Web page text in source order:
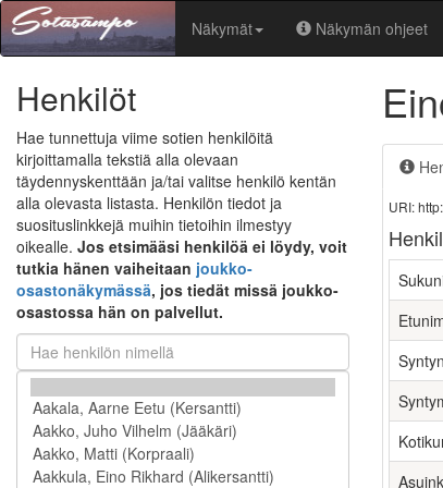
Näkymät Näkymän ohjeet
Henkilöt
Hae tunnettuja viime sotien henkilöitä
kirjoittamalla tekstiä alla olevaan
täydennyskenttään ja/tai valitse henkilö kentän
alla olevasta listasta. Henkilön tiedot ja
suosituslinkkejä muihin tietoihin ilmestyy
oikealle. Jos etsimääsi henkilöä ei löydy, voit
tutkia hänen vaiheitaan joukko-
osastonäkymässä, jos tiedät missä joukko-
osastossa hän on palvellut.
URI: